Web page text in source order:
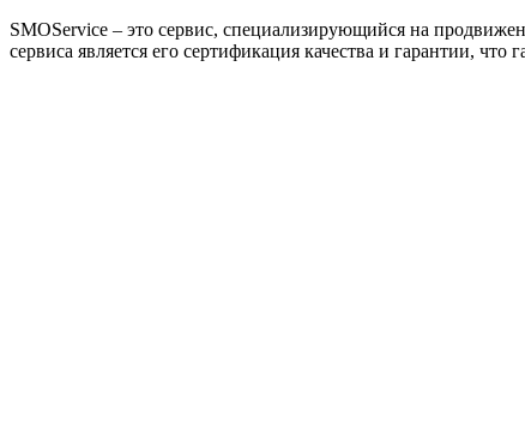
SMOService – это сервис, специализирующийся на
сервиса является его сертификация качества и гарантии,